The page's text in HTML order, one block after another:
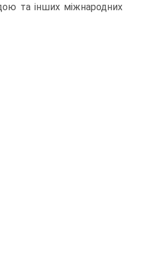
та інших міжнародних